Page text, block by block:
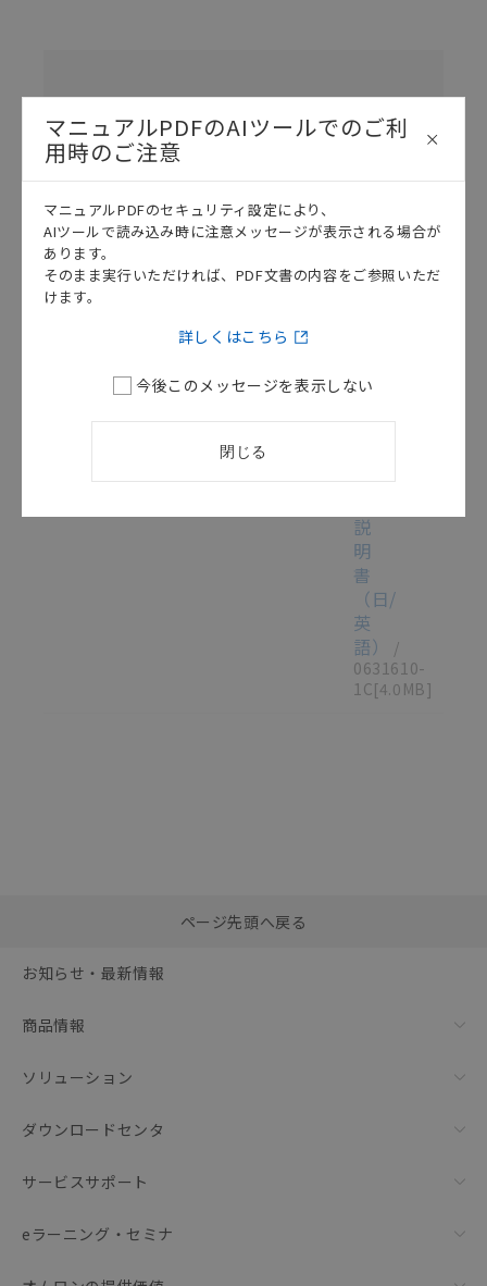
があります。改めて当サイトの掲載内容をご確認のう
え、ご用命下さいますようお願いいたします。
各種マニュアル・テクニカルガイド・取扱説明書のダウンロー
選択 種類
/
カ
タ
番
最終更新
取扱説明書（現品票）
G70D-
SOC08
リ
ー
ナ
取
説
明
書
（日/
英
語）
/
0631610-
1C[4.0MB]
括ダウンロード
ページ先頭へ戻る
お知らせ・最新情報
商品情報
ソリューション
ダウンロードセンタ
サービスサポート
eラーニング・セミナ
マニュアルPDFのAIツールでのご利
用時のご注意
マニュアルPDFのセキュリティ設定により、
AIツールで読み込み時に注意メッセージが表示される場合が
あります。
そのまま実行いただければ、PDF文書の内容をご参照いただ
けます。
詳しくはこちら
今後このメッセージを表示しない
閉じる